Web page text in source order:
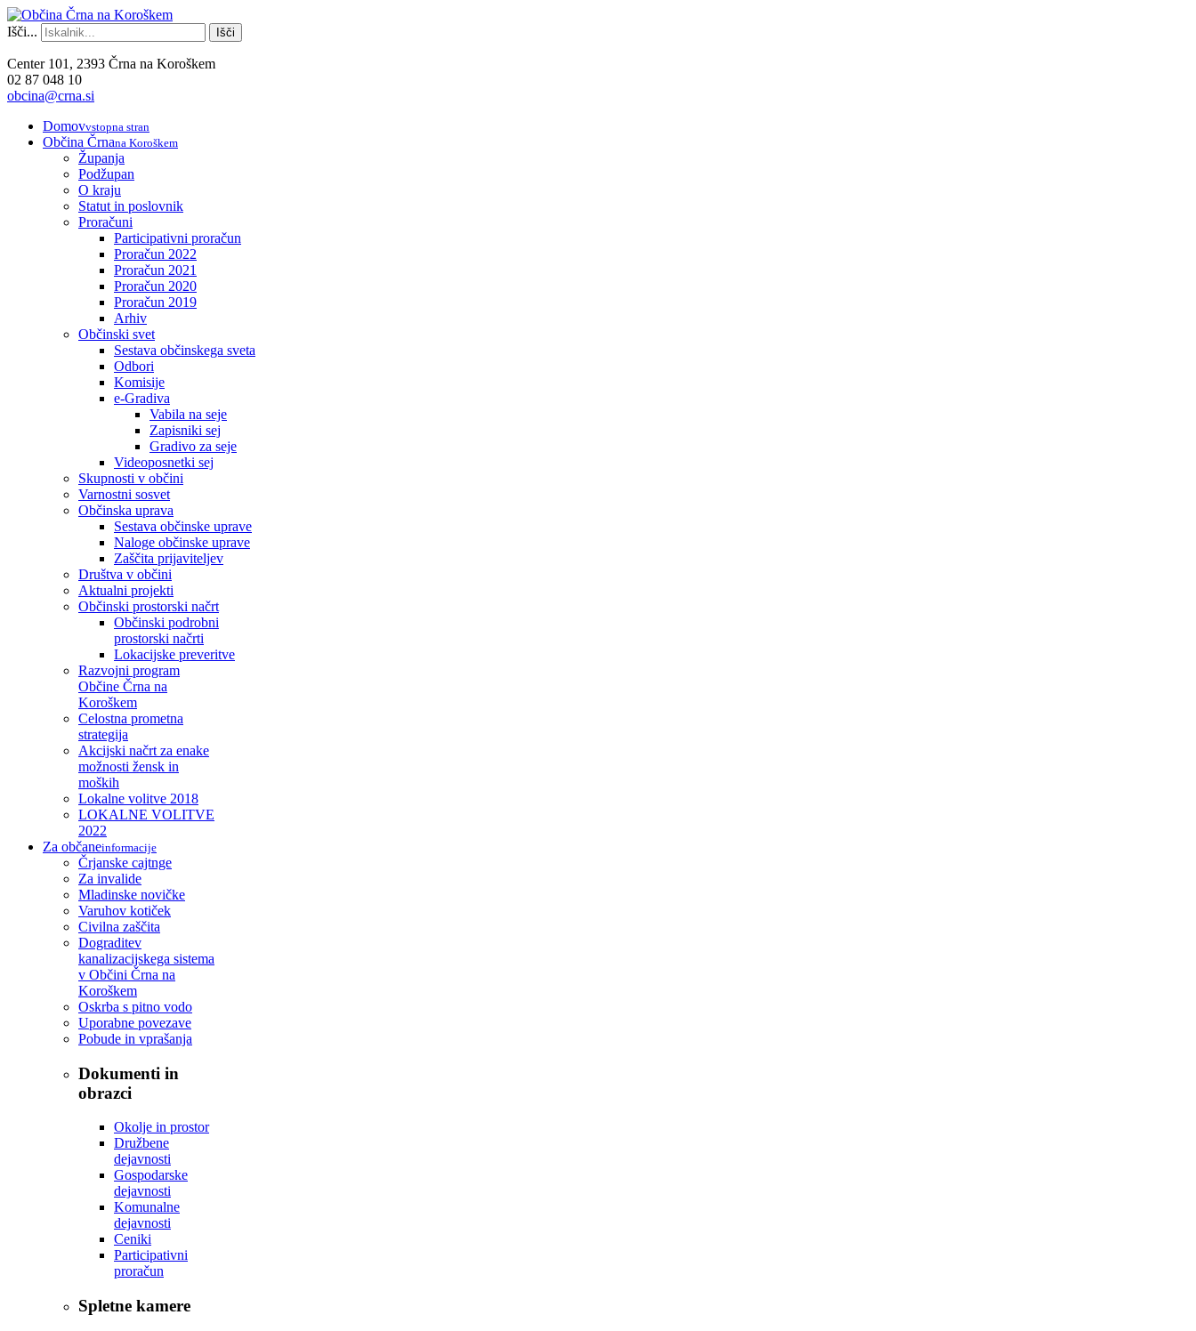
Išči... Išči
Center 101, 2393 Črna na Koroškem
02 87 048 10
obcina@crna.si
Domovvstopna stran
Občina Črnana Koroškem
Županja
Podžupan
O kraju
Statut in poslovnik
Proračuni
Participativni proračun
Proračun 2022
Proračun 2021
Proračun 2020
Proračun 2019
Arhiv
Občinski svet
Sestava občinskega sveta
Odbori
Komisije
e-Gradiva
Vabila na seje
Zapisniki sej
Gradivo za seje
Videoposnetki sej
Skupnosti v občini
Varnostni sosvet
Občinska uprava
Sestava občinske uprave
Naloge občinske uprave
Zaščita prijaviteljev
Društva v občini
Aktualni projekti
Občinski prostorski načrt
Občinski podrobni
prostorski načrti
Lokacijske preveritve
Razvojni program
Občine Črna na
Koroškem
Celostna prometna
strategija
Akcijski načrt za enake
možnosti žensk in
moških
Lokalne volitve 2018
LOKALNE VOLITVE
2022
Za občaneinformacije
Črjanske cajtnge
Za invalide
Mladinske novičke
Varuhov kotiček
Civilna zaščita
Dograditev
kanalizacijskega sistema
v Občini Črna na
Koroškem
Oskrba s pitno vodo
Uporabne povezave
Pobude in vprašanja
Dokumenti in
obrazci
Okolje in prostor
Družbene
dejavnosti
Gospodarske
dejavnosti
Komunalne
dejavnosti
Ceniki
Participativni
proračun
Spletne kamere